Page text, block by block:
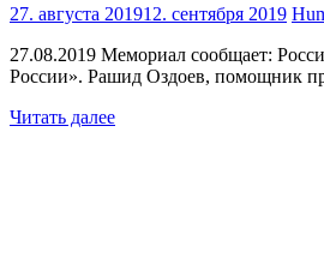
27. августа 201912. сентября 2019
27.08.2019 Мемориал сообщает:
России». Рашид Оздоев, помощник
Читать далее